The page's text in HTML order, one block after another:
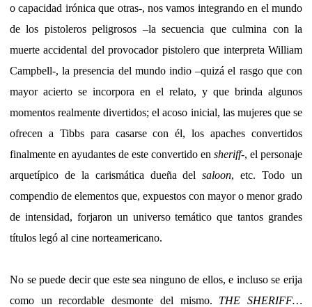
o capacidad irónica que otras-, nos vamos integrando en el mundo
de los pistoleros peligrosos –la secuencia que culmina con la
muerte accidental del provocador pistolero que interpreta William
Campbell-, la presencia del mundo indio –quizá el rasgo que con
mayor acierto se incorpora en el relato, y que brinda algunos
momentos realmente divertidos; el acoso inicial, las mujeres que se
ofrecen a Tibbs para casarse con él, los apaches convertidos
finalmente en ayudantes de este convertido en sheriff-, el personaje
arquetípico de la carismática dueña delsaloon, etc. Todo un
compendio de elementos que, expuestos con mayor o menor grado
de intensidad, forjaron un universo temático que tantos grandes
títulos legó al cine norteamericano.
No se puede decir que este sea ninguno de ellos, e incluso se erija
como un recordable desmonte del mismo. THE SHERIFF…